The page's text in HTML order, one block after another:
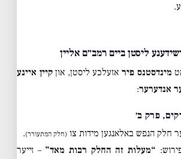
ליסטן ביים רמב״ם אליין
מינדסטנס פיראזעלכע ליסטן, אוןקיין איינע
אנדערער:
חלק הנפש באלאנגען מידות צו (חלק המתעורר).
“מעלות זה החלק רבות מאד” – זייער